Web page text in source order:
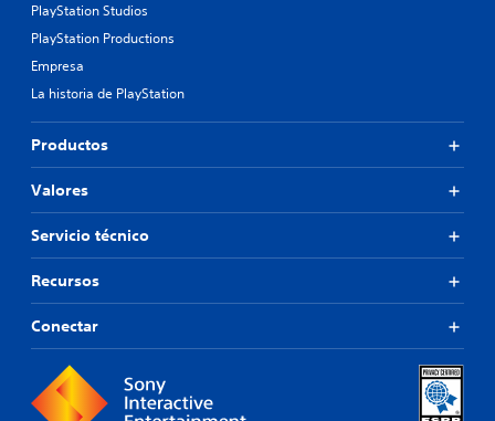
PlayStation Studios
PlayStation Productions
Empresa
La historia de PlayStation
Productos
Valores
Servicio técnico
Recursos
Conectar